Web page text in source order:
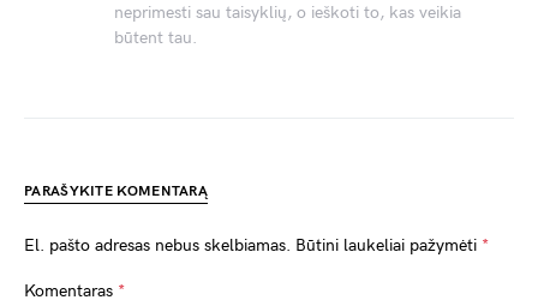
neprimesti sau taisyklių, o ieškoti to, kas veikia
būtent tau.
PARAŠYKITE KOMENTARĄ
El. pašto adresas nebus skelbiamas. Būtini laukeliai pažymėti *
Komentaras *